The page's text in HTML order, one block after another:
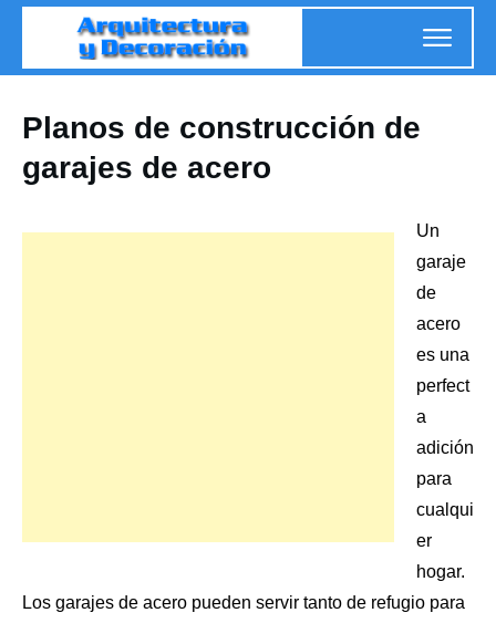
Planos de construcción de
garajes de acero
Un
garaje
de
acero
es una
perfect
a
adición
para
cualqui
er
hogar.
Los garajes de acero pueden servir tanto de refugio para